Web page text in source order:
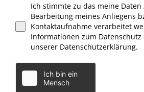
Ich stimmte zu das meine Daten
Bearbeitung meines Anliegens
Kontaktaufnahme verarbeitet
Informationen zum
unserer Datenschutzerklärung.